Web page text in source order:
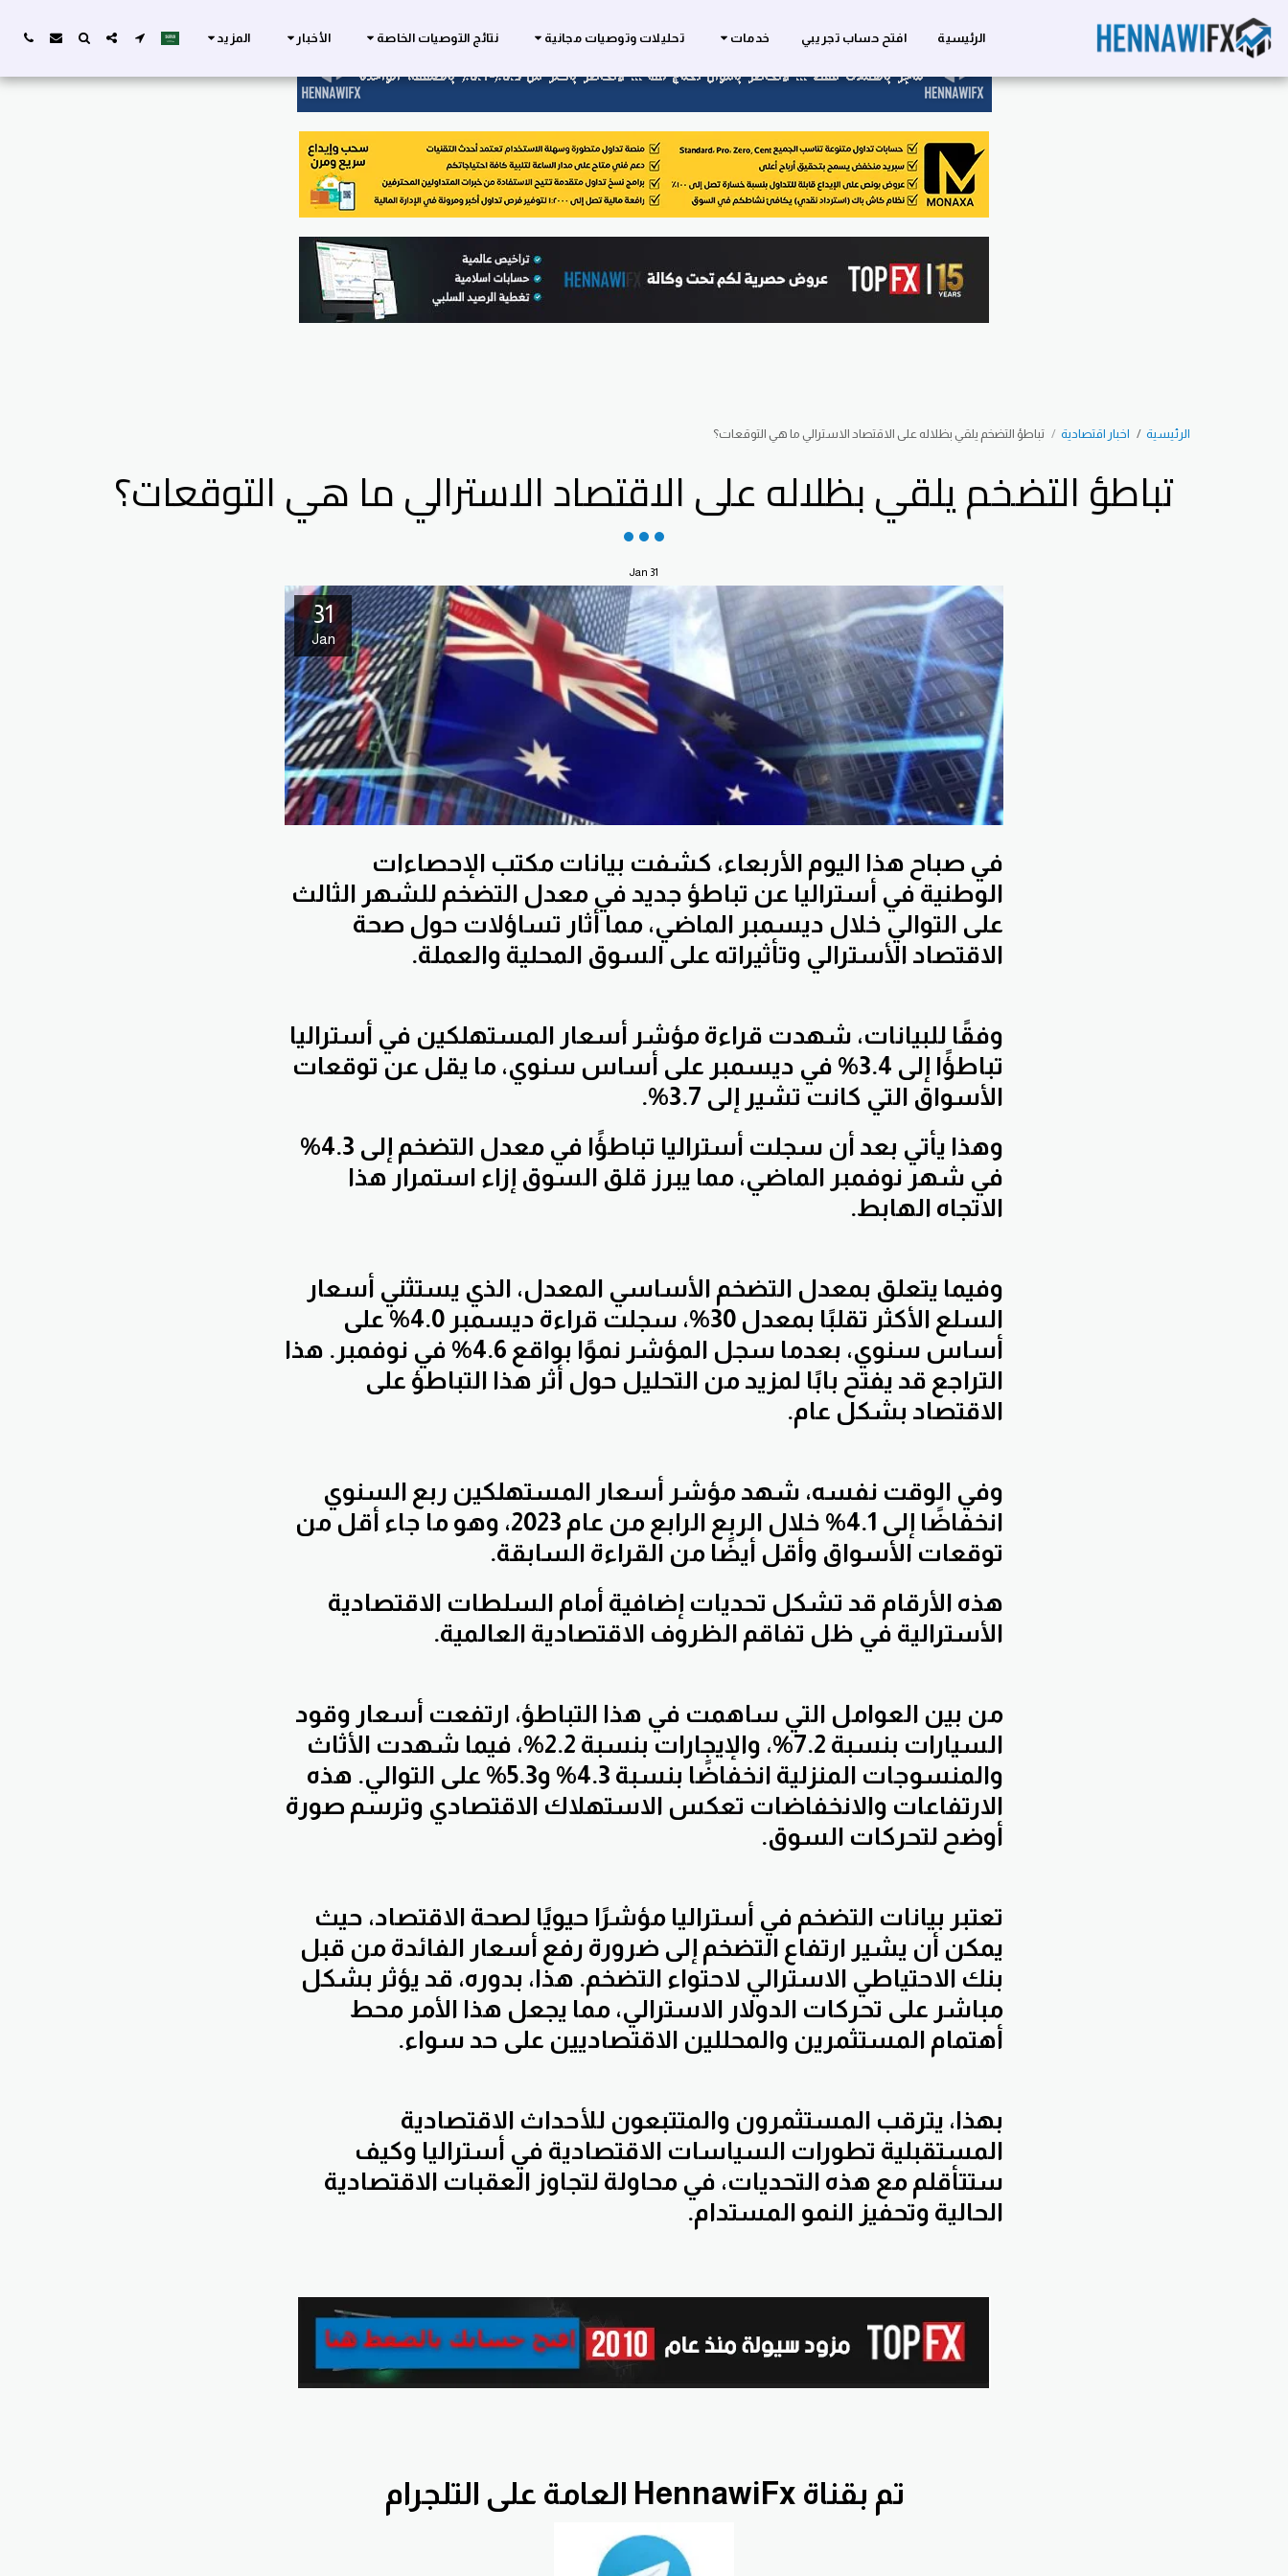
الرئيسية افتح حساب تجريبي خدمات تحليلات وتوصيات مجانية نتائج التوصيات الخاصة الأخبار المزيد
الرئيسية اخبار اقتصادية تباطؤ التضخم يلقي بظلاله على الاقتصاد الاسترالي ما هي التوقعات؟
تباطؤ التضخم يلقي بظلاله على الاقتصاد الاسترالي ما هي التوقعات؟
31
Jan
31
Jan
في صباح هذا اليوم الأربعاء، كشفت بيانات مكتب الإحصاءات
الوطنية في أستراليا عن تباطؤ جديد في معدل التضخم للشهر الثالث
على التوالي خلال ديسمبر الماضي، مما أثار تساؤلات حول صحة
الاقتصاد الأسترالي وتأثيراته على السوق المحلية والعملة.
وفقًا للبيانات، شهدت قراءة مؤشر أسعار المستهلكين في أستراليا
تباطؤًا إلى 3.4% في ديسمبر على أساس سنوي، ما يقل عن توقعات
الأسواق التي كانت تشير إلى 3.7%.
وهذا يأتي بعد أن سجلت أستراليا تباطؤًا في معدل التضخم إلى 4.3%
في شهر نوفمبر الماضي، مما يبرز قلق السوق إزاء استمرار هذا
الاتجاه الهابط.
وفيما يتعلق بمعدل التضخم الأساسي المعدل، الذي يستثني أسعار
السلع الأكثر تقلبًا بمعدل 30%، سجلت قراءة ديسمبر 4.0% على
أساس سنوي، بعدما سجل المؤشر نموًا بواقع 4.6% في نوفمبر. هذا
التراجع قد يفتح بابًا لمزيد من التحليل حول أثر هذا التباطؤ على
الاقتصاد بشكل عام.
وفي الوقت نفسه، شهد مؤشر أسعار المستهلكين ربع السنوي
انخفاضًا إلى 4.1% خلال الربع الرابع من عام 2023، وهو ما جاء أقل من
توقعات الأسواق وأقل أيضًا من القراءة السابقة.
هذه الأرقام قد تشكل تحديات إضافية أمام السلطات الاقتصادية
الأسترالية في ظل تفاقم الظروف الاقتصادية العالمية.
من بين العوامل التي ساهمت في هذا التباطؤ، ارتفعت أسعار وقود
السيارات بنسبة 7.2%، والإيجارات بنسبة 2.2%، فيما شهدت الأثاث
والمنسوجات المنزلية انخفاضًا بنسبة 4.3% و5.3% على التوالي. هذه
الارتفاعات والانخفاضات تعكس الاستهلاك الاقتصادي وترسم صورة
أوضح لتحركات السوق.
تعتبر بيانات التضخم في أستراليا مؤشرًا حيويًا لصحة الاقتصاد، حيث
يمكن أن يشير ارتفاع التضخم إلى ضرورة رفع أسعار الفائدة من قبل
بنك الاحتياطي الاسترالي لاحتواء التضخم. هذا، بدوره، قد يؤثر بشكل
مباشر على تحركات الدولار الاسترالي، مما يجعل هذا الأمر محط
أهتمام المستثمرين والمحللين الاقتصاديين على حد سواء.
بهذا، يترقب المستثمرون والمتتبعون للأحداث الاقتصادية
المستقبلية تطورات السياسات الاقتصادية في أستراليا وكيف
ستتأقلم مع هذه التحديات، في محاولة لتجاوز العقبات الاقتصادية
الحالية وتحفيز النمو المستدام.
تم بقناة HennawiFx العامة على التلجرام